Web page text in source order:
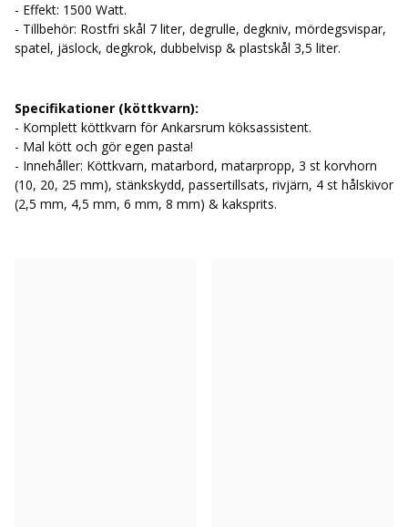
- Effekt: 1500 Watt.
- Tillbehör: Rostfri skål 7 liter, degrulle, degkniv, mördegsvispar,
spatel, jäslock, degkrok, dubbelvisp & plastskål 3,5 liter.
Specifikationer (köttkvarn):
- Komplett köttkvarn för Ankarsrum köksassistent.
- Mal kött och gör egen pasta!
- Innehåller: Köttkvarn, matarbord, matarpropp, 3 st korvhorn
(10, 20, 25 mm), stänkskydd, passertillsats, rivjärn, 4 st hålskivor
(2,5 mm, 4,5 mm, 6 mm, 8 mm) & kaksprits.